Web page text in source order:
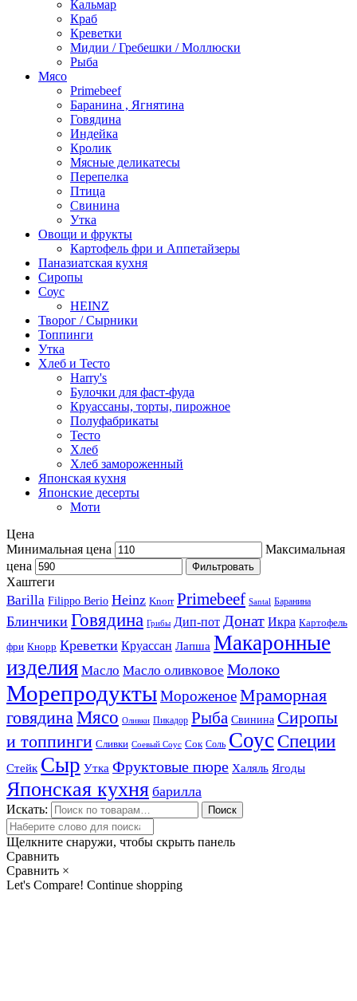
Кальмар
Краб
Креветки
Мидии / Гребешки / Моллюски
Рыба
Мясо
Primebeef
Баранина , Ягнятина
Говядина
Индейка
Кролик
Мясные деликатесы
Перепелка
Птица
Свинина
Утка
Овощи и фрукты
Картофель фри и Аппетайзеры
Паназиатская кухня​
Сиропы
Соус
HEINZ
Творог / Сырники
Топпинги
Утка
Хлеб и Тесто
Harry's
Булочки для фаст-фуда
Круассаны, торты, пирожное
Полуфабрикаты
Тесто
Хлеб
Хлеб замороженный
Японская кухня
Японские десерты
Моти
Цена
Минимальная цена
Максимальная
цена
Фильтровать
Хаштеги
Barilla Filippo Berio Heinz Knorr Primebeef Santal Баранина
Блинчики Говядина Грибы Дип-пот Донат Икра Картофель
фри Кнорр Креветки Круассан Лапша Макаронные
изделия Масло Масло оливковое Молоко
МорепродуктыМороженоеМраморная
говядинаМясо Оливки Пикадор Рыба Свинина Сиропы
и топпинги Сливки Соевый Соус Сок Соль Соус Специи
Стейк Сыр Утка Фруктовые пюре Халяль Ягоды
Японская кухня барилла
Искать: Поиск
Щелкните снаружи, чтобы скрыть панель
Сравнить
Сравнить ×
Let's Compare! Continue shopping